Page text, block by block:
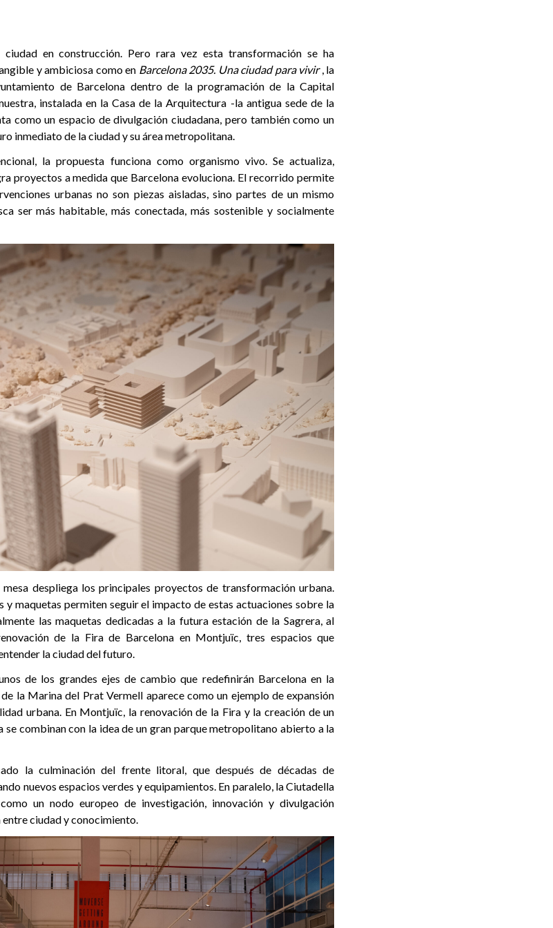
ciudad en construcción. Pero rara vez esta transformación se ha
y ambiciosa como en Barcelona 2035. Una ciudad para vivir, la
de Barcelona dentro de la programación de la Capital
instalada en la Casa de la Arquitectura -la antigua sede de la
como un espacio de divulgación ciudadana, pero también como un
inmediato de la ciudad y su área metropolitana.
la propuesta funciona como organismo vivo. Se actualiza,
proyectos a medida que Barcelona evoluciona. El recorrido permite
urbanas no son piezas aisladas, sino partes de un mismo
ser más habitable, más conectada, más sostenible y socialmente
despliega los principales proyectos de transformación urbana.
y maquetas permiten seguir el impacto de estas actuaciones sobre la
las maquetas dedicadas a la futura estación de la Sagrera, al
de la Fira de Barcelona en Montjuïc, tres espacios que
la ciudad del futuro.
de los grandes ejes de cambio que redefinirán Barcelona en la
la Marina del Prat Vermell aparece como un ejemplo de expansión
urbana. En Montjuïc, la renovación de la Fira y la creación de un
combinan con la idea de un gran parque metropolitano abierto a la
la culminación del frente litoral, que después de décadas de
nuevos espacios verdes y equipamientos. En paralelo, la Ciutadella
un nodo europeo de investigación, innovación y divulgación
ciudad y conocimiento.